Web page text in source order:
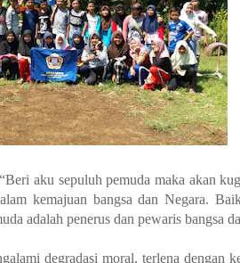
aku sepuluh pemuda maka akan
kemajuan bangsa dan Negara.
adalah penerus dan pewaris bangsa
degradasi moral, terlena dengan